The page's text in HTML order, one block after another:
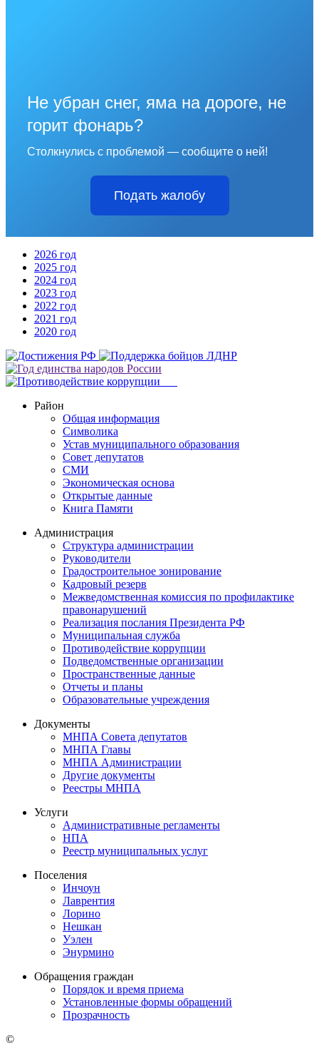
Не убран снег, яма на дороге, не
горит фонарь?
Столкнулись с проблемой — сообщите о ней!
Подать жалобу
2026 год
2025 год
2024 год
2023 год
2022 год
2021 год
2020 год
Район
Общая информация
Символика
Устав муниципального образования
Совет депутатов
СМИ
Экономическая основа
Открытые данные
Книга Памяти
Администрация
Структура администрации
Руководители
Градостроительное зонирование
Кадровый резерв
Межведомственная комиссия по профилактике
правонарушений
Реализация послания Президента РФ
Муниципальная служба
Противодействие коррупции
Подведомственные организации
Пространственные данные
Отчеты и планы
Образовательные учреждения
Документы
МНПА Совета депутатов
МНПА Главы
МНПА Администрации
Другие документы
Реестры МНПА
Услуги
Административные регламенты
НПА
Реестр муниципальных услуг
Поселения
Инчоун
Лаврентия
Лорино
Нешкан
Уэлен
Энурмино
Обращения граждан
Порядок и время приема
Установленные формы обращений
Прозрачность
©